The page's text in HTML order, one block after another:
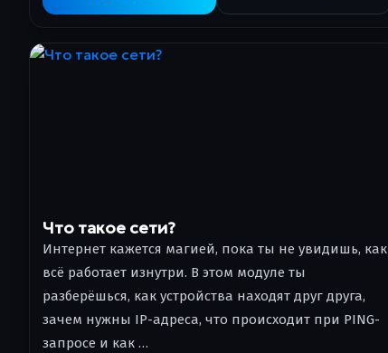
Что такое сети?
Интернет кажется магией, пока ты не увидишь, как
всё работает изнутри. В этом модуле ты
разберёшься, как устройства находят друг друга,
зачем нужны IP-адреса, что происходит при PING-
запросе и как …